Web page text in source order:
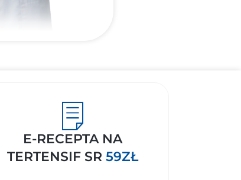
E-RECEPTA NA
TERTENSIF SR 59ZŁ